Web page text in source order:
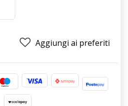
Aggiungi ai preferiti